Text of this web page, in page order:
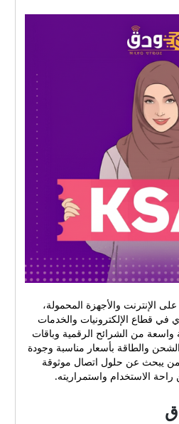
الإنترنت والأجهزة المحمولة،
قطاع الإلكترونيات والخدمات
واسعة من الشرائح الرقمية وباقات
والطاقة بأسعار مناسبة وجودة
لمن يبحث عن حلول اتصال موثوقة
الاستخدام واستمراريته.